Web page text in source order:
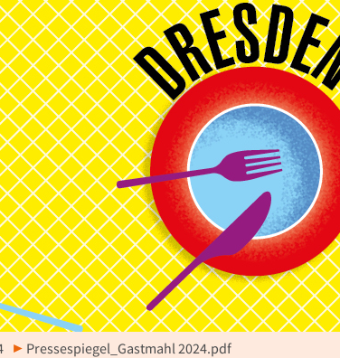
Pressespiegel_Gastmahl 2024.pdf